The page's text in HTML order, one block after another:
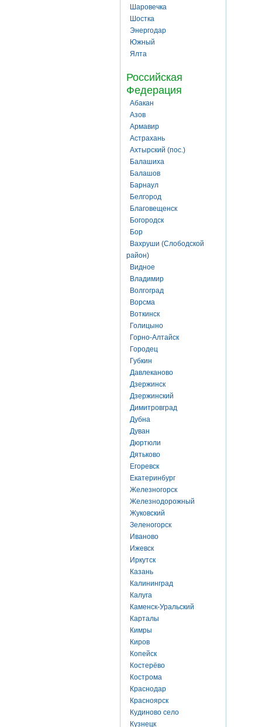
Шаровечка
Шостка
Энергодар
Южный
Ялта
Российская
Федерация
Абакан
Азов
Армавир
Астрахань
Ахтырский (пос.)
Балашиха
Балашов
Барнаул
Белгород
Благовещенск
Богородск
Бор
Вахруши (Слободской
район)
Видное
Владимир
Волгоград
Ворсма
Воткинск
Голицыно
Горно-Алтайск
Городец
Губкин
Давлеканово
Дзержинск
Дзержинский
Димитровград
Дубна
Дуван
Дюртюли
Дятьково
Егоревск
Екатеринбург
Железногорск
Железнодорожный
Жуковский
Зеленогорск
Иваново
Ижевск
Иркутск
Казань
Калининград
Калуга
Каменск-Уральский
Карталы
Кимры
Киров
Копейск
Костерёво
Кострома
Краснодар
Красноярск
Кудиново село
Кузнецк